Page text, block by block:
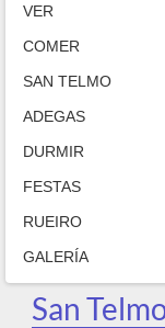
VER
COMER
SAN TELMO
ADEGAS
DURMIR
FESTAS
RUEIRO
GALERÍA
San